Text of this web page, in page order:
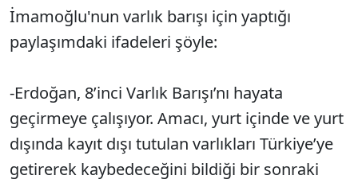
İmamoğlu'nun varlık barışı için yaptığı
paylaşımdaki ifadeleri şöyle:
-Erdoğan, 8’inci Varlık Barışı’nı hayata
geçirmeye çalışıyor. Amacı, yurt içinde ve yurt
dışında kayıt dışı tutulan varlıkları Türkiye’ye
getirerek kaybedeceğini bildiği bir sonraki